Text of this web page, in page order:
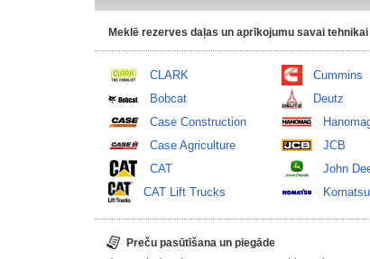
Meklē rezerves daļas un aprīkojumu savai tehnikai
CLARK
Bobcat
Case Construction
Case Agriculture
CAT
CAT Lift Trucks
Cummins
Deutz
JCB
John
Komatsu
Preču pasūtīšana un piegāde